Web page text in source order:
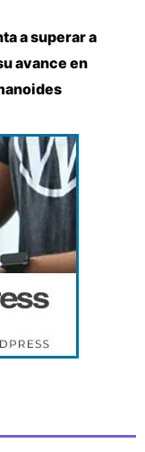
a superar a
avance en